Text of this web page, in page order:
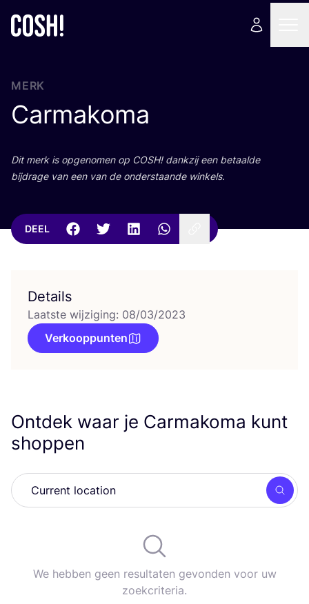
MERK
Carmakoma
Dit merk is opge­no­men op COSH! dank­zij een betaal­de
bij­dra­ge van een van de onder­staan­de winkels.
DEEL
Details
Laatste wijziging: 08/03/2023
Verkooppunten
Ontdek waar je Carmakoma kunt
shoppen
Zoek
We hebben geen resultaten gevonden voor uw
zoekcriteria.